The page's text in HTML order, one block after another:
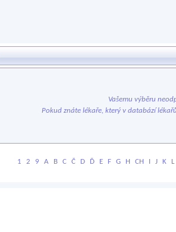
Vašemu výběru
Pokud znáte lékaře, který v databází
1 2 9 A B C Č D Ď E F G H CH I J K L